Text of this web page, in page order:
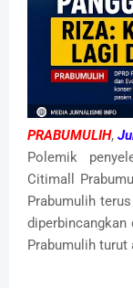
PRABUMULIH,
Polemik
Citimall
Prabumulih
diperbincangkan
Prabumulih turut